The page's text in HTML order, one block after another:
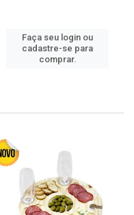
Faça seu login ou
cadastre-se para
comprar.